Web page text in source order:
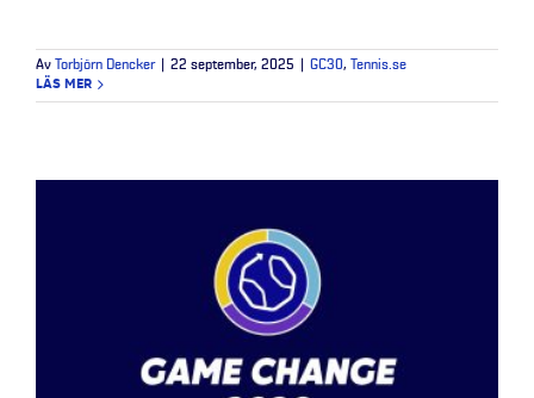
Av Torbjörn Dencker 22 september, 2025 GC30, Tennis.se
LÄS MER